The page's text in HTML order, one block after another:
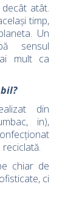
atât.
timp,
Un
sensul
mult ca
din
in),
chiar de
ci